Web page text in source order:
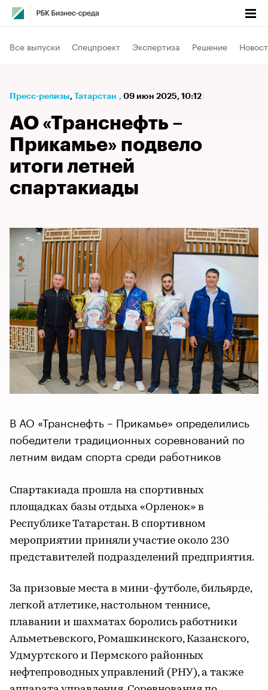
Все выпуски Спецпроект Экспертиза Решение
Пресс-релизы⁠, Татарстан , 09 июн 2025, 10:12
АО «Транснефть –
Прикамье» подвело
итоги летней
спартакиады
В АО «Транснефть – Прикамье» определились
победители традиционных соревнований по
летним видам спорта среди работников
Спартакиада прошла на спортивных
площадках базы отдыха «Орленок» в
Республике Татарстан. В спортивном
мероприятии приняли участие около 230
представителей подразделений предприятия.
За призовые места в мини-футболе, бильярде,
легкой атлетике, настольном теннисе,
плавании и шахматах боролись работники
Альметьевского, Ромашкинского, Казанского,
Удмуртского и Пермского районных
нефтепроводных управлений (РНУ), а также